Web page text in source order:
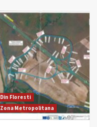
Din Floresti
Zona Metropolitana